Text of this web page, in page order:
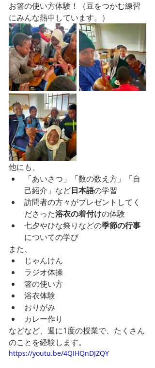
お箸の使い方体験！（豆をつかむ練習
にみんな熱中しています。）
他にも、
「あいさつ」「数の数え方」「自
己紹介」など日本語の学習
訪問者の方々がプレゼントしてく
ださった浴衣の着付けの体験
七夕やひな祭りなどの季節の行事
についての学び
また、
じゃんけん
ラジオ体操
箸の使い方
浴衣体験
おりがみ
カレー作り
などなど、週に1度の授業で、たくさん
のことを経験します。
https://youtu.be/4QIHQnDJZQY